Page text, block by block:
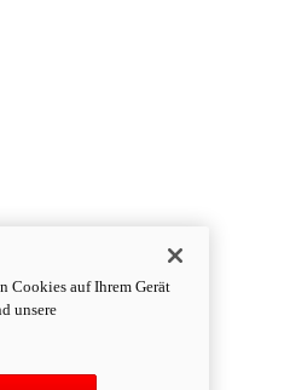
Cookies auf Ihrem Gerät
unsere